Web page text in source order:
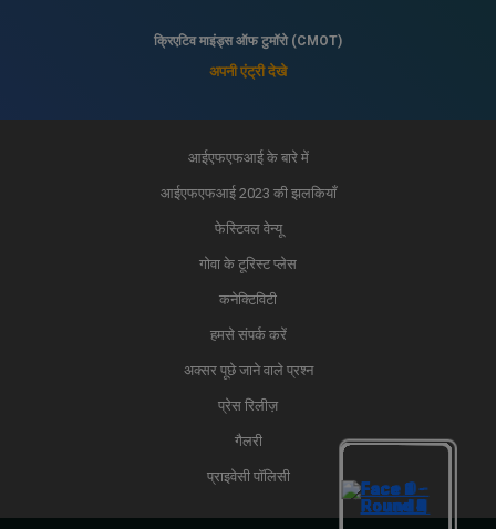
क्रिएटिव माइंड्स ऑफ टुमॉरो (CMOT)
अपनी एंट्री देखे
आईएफएफआई के बारे में
आईएफएफआई 2023 की झलकियाँ
फेस्टिवल वेन्यू
गोवा के टूरिस्ट प्लेस
कनेक्टिविटी
हमसे संपर्क करें
अक्सर पूछे जाने वाले प्रश्न
प्रेस रिलीज़
गैलरी
प्राइवेसी पॉलिसी